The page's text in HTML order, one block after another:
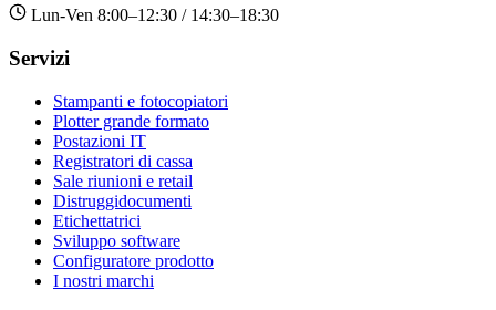
Lun-Ven 8:00–12:30 / 14:30–18:30
Servizi
Stampanti e fotocopiatori
Plotter grande formato
Postazioni IT
Registratori di cassa
Sale riunioni e retail
Distruggidocumenti
Etichettatrici
Sviluppo software
Configuratore prodotto
I nostri marchi